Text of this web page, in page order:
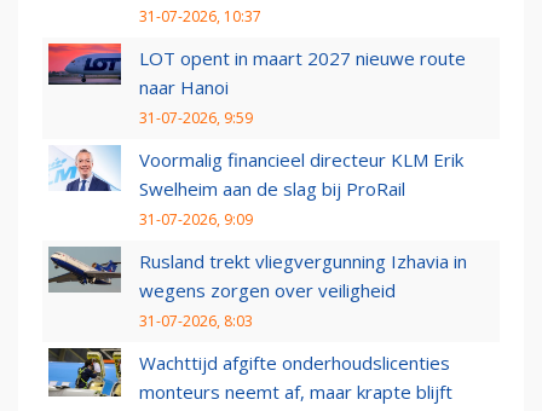
31-07-2026, 10:37
LOT opent in maart 2027 nieuwe route
naar Hanoi
31-07-2026, 9:59
Voormalig financieel directeur KLM Erik
Swelheim aan de slag bij ProRail
31-07-2026, 9:09
Rusland trekt vliegvergunning Izhavia in
wegens zorgen over veiligheid
31-07-2026, 8:03
Wachttijd afgifte onderhoudslicenties
monteurs neemt af, maar krapte blijft